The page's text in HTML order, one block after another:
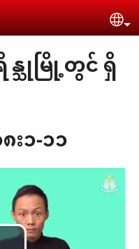
န္သုမြို့တွင် ရှိ
း၁-၁၁